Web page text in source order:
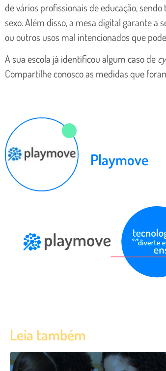
de vários profissionais de educação,
sexo. Além disso, a mesa digital garante a
ou outros usos mal intencionados que
A sua escola já identificou algum caso de
Compartilhe conosco as medidas que
Playmove
Leia também